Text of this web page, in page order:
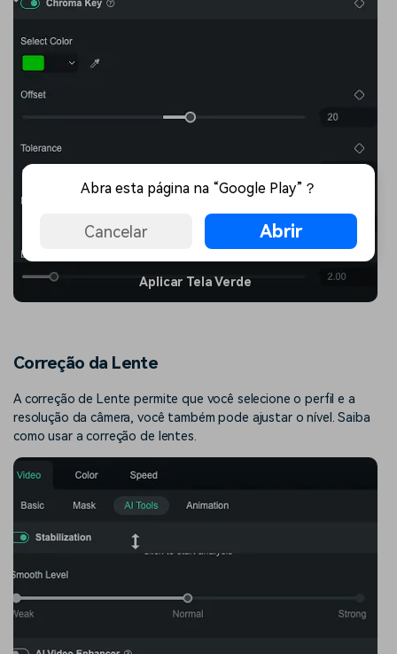
Aplicar Tela Verde
Correção da Lente
A correção de Lente permite que você selecione o perfil e a
resolução da câmera, você também pode ajustar o nível. Saiba
como usar a correção de lentes.
Abra esta página na “Google Play”？
Cancelar Abrir